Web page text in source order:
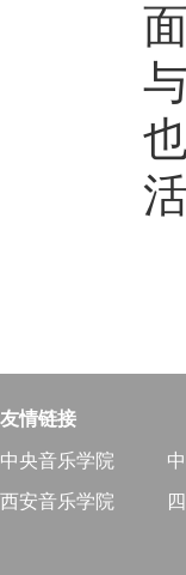
友情链接
中央音乐学院
西安音乐学院